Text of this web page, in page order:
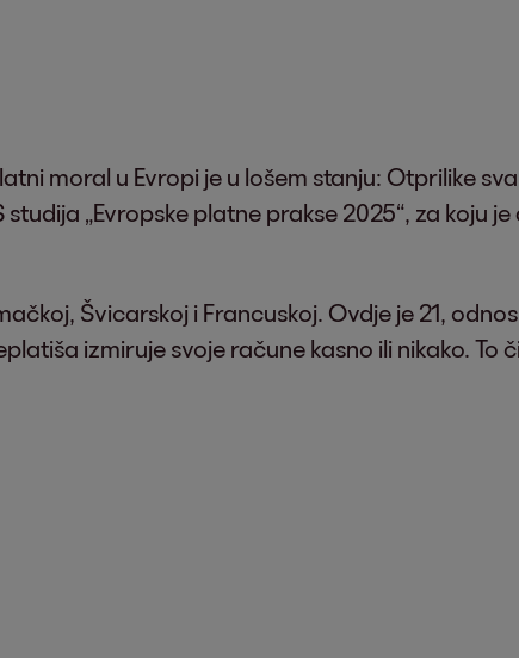
moral u Evropi je u lošem stanju: Otprilike
„Evropske platne prakse 2025“, za koju
Švicarskoj i Francuskoj. Ovdje je 21,
izmiruje svoje račune kasno ili nikako. To